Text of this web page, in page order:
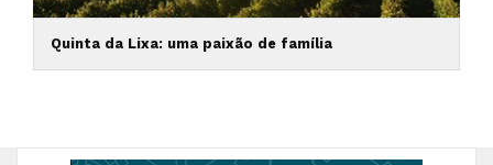
Quinta da Lixa: uma paixão de família